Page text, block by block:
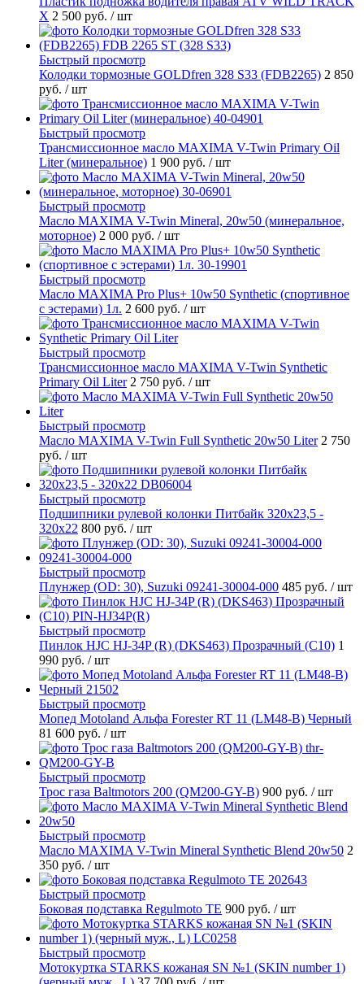
X 2 500 руб. / шт
Быстрый просмотр
Колодки тормозные GOLDfren 328 S33 (FDB2265) 2 850
руб. / шт
Быстрый просмотр
Трансмиссионное масло MAXIMA V-Twin Primary Oil
Liter (минеральное) 1 900 руб. / шт
Быстрый просмотр
Масло MAXIMA V-Twin Mineral, 20w50 (минеральное,
моторное) 2 000 руб. / шт
Быстрый просмотр
Масло MAXIMA Pro Plus+ 10w50 Synthetic (спортивное
с эстерами) 1л. 2 600 руб. / шт
Быстрый просмотр
Трансмиссионное масло MAXIMA V-Twin Synthetic
Primary Oil Liter 2 750 руб. / шт
Быстрый просмотр
Масло MAXIMA V-Twin Full Synthetic 20w50 Liter 2 750
руб. / шт
Быстрый просмотр
Подшипники рулевой колонки Питбайк 320x23,5 -
320x22 800 руб. / шт
Быстрый просмотр
Плунжер (OD: 30), Suzuki 09241-30004-000 485 руб. / шт
Быстрый просмотр
Пинлок HJC HJ-34P (R) (DKS463) Прозрачный (C10) 1
990 руб. / шт
Быстрый просмотр
Мопед Motoland Альфа Forester RT 11 (LM48-B) Черный
81 600 руб. / шт
Быстрый просмотр
Трос газа Baltmotors 200 (QM200-GY-B) 900 руб. / шт
Быстрый просмотр
Масло MAXIMA V-Twin Mineral Synthetic Blend 20w50 2
350 руб. / шт
Быстрый просмотр
Боковая подставка Regulmoto TE 900 руб. / шт
Быстрый просмотр
Мотокуртка STARKS кожаная SN №1 (SKIN number 1)